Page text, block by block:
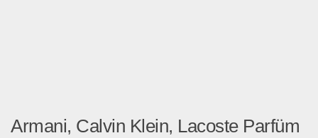
Armani, Calvin Klein, Lacoste Parfüm